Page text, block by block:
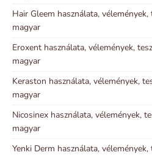
Hair Gleem használata,
magyar
Eroxent használata, vélemények,
magyar
Keraston használata, vélemények,
magyar
Nicosinex használata, vélemények,
magyar
Yenki Derm használata,